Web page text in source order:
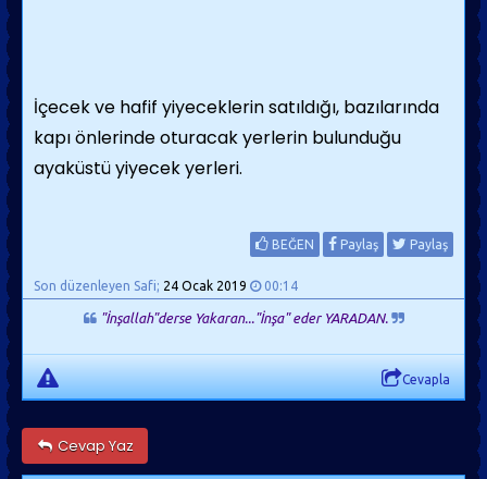
İçecek ve hafif yiyeceklerin satıldığı, bazılarında
kapı önlerinde oturacak yerlerin bulunduğu
ayaküstü yiyecek yerleri.
BEĞEN Paylaş Paylaş
Son düzenleyen Safi; 24 Ocak 2019 00:14
"İnşallah"derse Yakaran..."İnşa" eder YARADAN.
Cevapla
Cevap Yaz